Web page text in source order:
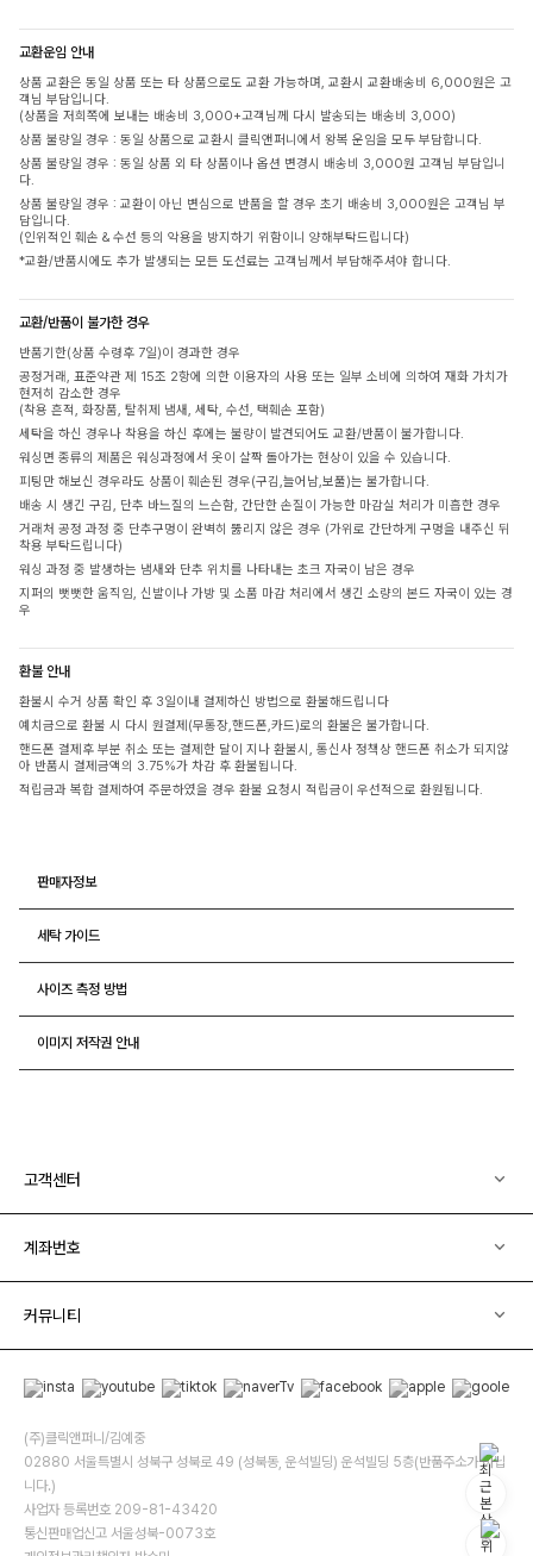
교환운임 안내
상품 교환은 동일 상품 또는 타 상품으로도 교환 가능하며, 교환시 교환배송비 6,000원은 고
객님 부담입니다.
(상품을 저희쪽에 보내는 배송비 3,000+고객님께 다시 발송되는 배송비 3,000)
상품 불량일 경우 : 동일 상품으로 교환시 클릭앤퍼니에서 왕복 운임을 모두 부담합니다.
상품 불량일 경우 : 동일 상품 외 타 상품이나 옵션 변경시 배송비 3,000원 고객님 부담입니
다.
상품 불량일 경우 : 교환이 아닌 변심으로 반품을 할 경우 초기 배송비 3,000원은 고객님 부
담입니다.
(인위적인 훼손 & 수선 등의 악용을 방지하기 위함이니 양해부탁드립니다)
*교환/반품시에도 추가 발생되는 모든 도선료는 고객님께서 부담해주셔야 합니다.
교환/반품이 불가한 경우
반품기한(상품 수령후 7일)이 경과한 경우
공정거래, 표준약관 제 15조 2항에 의한 이용자의 사용 또는 일부 소비에 의하여 재화 가치가
현저히 감소한 경우
(착용 흔적, 화장품, 탈취제 냄새, 세탁, 수선, 택훼손 포함)
세탁을 하신 경우나 착용을 하신 후에는 불량이 발견되어도 교환/반품이 불가합니다.
워싱면 종류의 제품은 워싱과정에서 옷이 살짝 돌아가는 현상이 있을 수 있습니다.
피팅만 해보신 경우라도 상품이 훼손된 경우(구김,늘어남,보풀)는 불가합니다.
배송 시 생긴 구김, 단추 바느질의 느슨함, 간단한 손질이 가능한 마감실 처리가 미흡한 경우
거래처 공정 과정 중 단추구멍이 완벽히 뚫리지 않은 경우 (가위로 간단하게 구멍을 내주신 뒤
착용 부탁드립니다)
워싱 과정 중 발생하는 냄새와 단추 위치를 나타내는 초크 자국이 남은 경우
지퍼의 뻣뻣한 움직임, 신발이나 가방 및 소품 마감 처리에서 생긴 소량의 본드 자국이 있는 경
우
환불 안내
환불시 수거 상품 확인 후 3일이내 결제하신 방법으로 환불해드립니다
예치금으로 환불 시 다시 원결제(무통장,핸드폰,카드)로의 환불은 불가합니다.
핸드폰 결제후 부분 취소 또는 결제한 달이 지나 환불시, 통신사 정책상 핸드폰 취소가 되지않
아 반품시 결제금액의 3.75%가 차감 후 환불됩니다.
적립금과 복합 결제하여 주문하였을 경우 환불 요청시 적립금이 우선적으로 환원됩니다.
판매자정보
세탁 가이드
사이즈 측정 방법
이미지 저작권 안내
고객센터
계좌번호
커뮤니티
(주)클릭앤퍼니/김예중
02880 서울특별시 성북구 성북로 49 (성북동, 운석빌딩) 운석빌딩 5층(반품주소가 아닙
니다.)
사업자 등록번호 209-81-43420
통신판매업신고 서울성북-0073호